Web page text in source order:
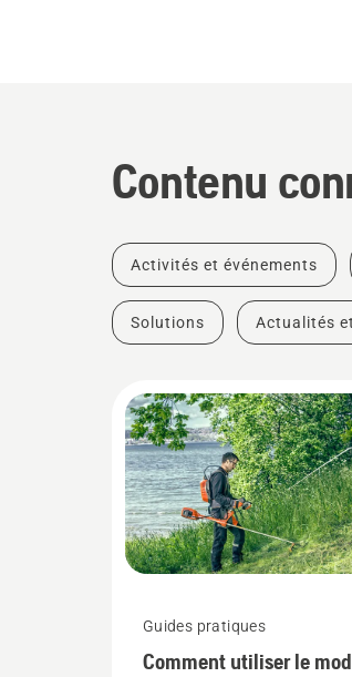
Contenu
Activités et événements
Solutions Actualités
Guides pratiques
Comment utiliser le